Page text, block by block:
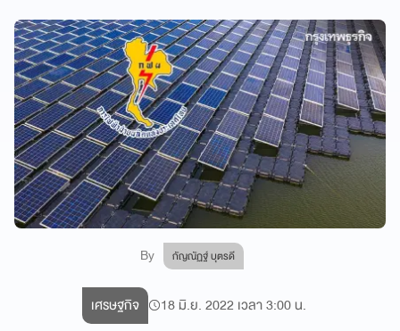
By กัญณัฏฐ์ บุตรดี
เศรษฐกิจ 18 มิ.ย. 2022 เวลา 3:00 น.